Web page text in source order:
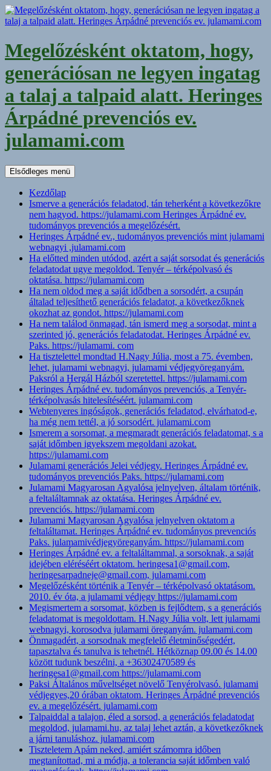
Kilépés
a
Megelőzésként oktatom, hogy,
generációsan ne legyen ingatag
a talaj a talpaid alatt. Heringes
Árpádné prevenciós ev.
julamami.com
Keresés
Elsődleges menü
Kezdőlap
Ismerve a generációs feladatod, tán teherként a következőkre
nem hagyod. https://julamami.com Heringes Árpádné ev.
tudományos prevenciós a megelőzésért.
Heringes Árpádné ev., tudományos prevenciós mint julamami
webnagyi ,julamami.com
Ha előtted minden utódod, azért a saját sorsodat és generációs
feladatodat ugye megoldod. Tenyér – térképolvasó és
oktatása. https://julamami.com
Ha nem oldod meg a saját idődben a sorsodért, a csupán
általad teljesíthető generációs feladatot, a következőknek
okozhat az gondot. https://julamami.com
Ha nem találod önmagad, tán ismerd meg a sorsodat, mint a
szerinted jó, generációs feladatodat. Heringes Árpádné ev.
Paks. https://julamami. com
Ha tisztelettel mondtad H.Nagy Júlia, most a 75. évemben,
lehet, julamami webnagyi, julamami védjegyöreganyám.
Paksról a Hergál Házból szeretettel. https://julamami.com
Heringes Árpádné ev. tudományos prevenciós, a Tenyér-
térképolvasás hitelesítéséért. julamami.com
Webtenyeres ingóságok, generációs feladatod, elvárhatod-e,
ha még nem tettél, a jó sorsodért. julamami.com
Ismerem a sorsomat, a megmaradt generációs feladatomat, s a
saját időmben igyekszem megoldani azokat.
https://julamami.com
Julamami generációs Jelei védjegy. Heringes Árpádné ev.
tudományos prevenciós Paks. https://julamami.com
Julamami Magyarosan Agyalósa jelnyelven, általam történik,
a feltaláltamnak az oktatása. Heringes Árpádné ev.
prevenciós. https://julamami.com
Julamami Magyarosan Agyalósa jelnyelven oktatom a
feltaláltamat. Heringes Árpádné ev. tudományos prevenciós
Paks. julamamivédjegyöreganyám. https://julamami.com
Heringes Árpádné ev. a feltaláltammal, a sorsoknak, a saját
idejében eléréséért oktatom. heringesa1@gmail.com,
heringesarpadneje@gmail.com, julamami.com
Megelőzésként történik a Tenyér – térképolvasó oktatásom.
2010. év óta, a julamami védjegy https://julamami.com
Megismertem a sorsomat, közben is fejlődtem, s a generációs
feladatomat is megoldottam. H.Nagy Júlia volt, lett julamami
webnagyi, korosodva julamami öreganyám. julamami.com
Önmagadért, a sorsodnak megfelelő életminőségedért,
tapasztalva és tanulva is tehetnél. Hétköznap 09.00 és 14.00
között tudunk beszélni, a +36302470589 és
heringesa1@gmail.com https://julamami.com
Paksi Általános műveltséget növelő Tenyérolvasó. julamami
védjegyes,20 órában oktatom. Heringes Árpádné prevenciós
ev. a megelőzésért. julamami.com
Talpaiddal a talajon, éled a sorsod, a generációs feladatodat
megoldod, julamami.hu, az talaj lehet aztán, a következőknek
a járni tanuláshoz. julamami.com
Tiszteletem Apám neked, amiért számomra időben
megtanítottad, mi a módja, a tolerancia saját időmben való